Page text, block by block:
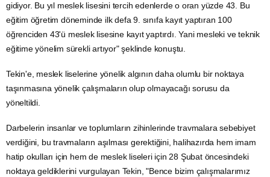
gidiyor. Bu yıl meslek lisesini tercih edenlerde o oran yüzde 43. Bu
eğitim öğretim döneminde ilk defa 9. sınıfa kayıt yaptıran 100
öğrenciden 43'ü meslek lisesine kayıt yaptırdı. Yani mesleki ve teknik
eğitime yönelim sürekli artıyor" şeklinde konuştu.
Tekin'e, meslek liselerine yönelik algının daha olumlu bir noktaya
taşınmasına yönelik çalışmaların olup olmayacağı sorusu da
yöneltildi.
Darbelerin insanlar ve toplumların zihinlerinde travmalara sebebiyet
verdiğini, bu travmaların aşılması gerektiğini, halihazırda hem imam
hatip okulları için hem de meslek liseleriiçin28 Şubatöncesindeki
noktaya geldiklerini vurgulayan Tekin, "Bence bizim çalışmalarımız